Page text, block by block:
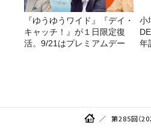
『ゆうゆうワイド』『デイ・
キャッチ！』が１日限定復
活。9/21はプレミアムデー
小
年
第285回（